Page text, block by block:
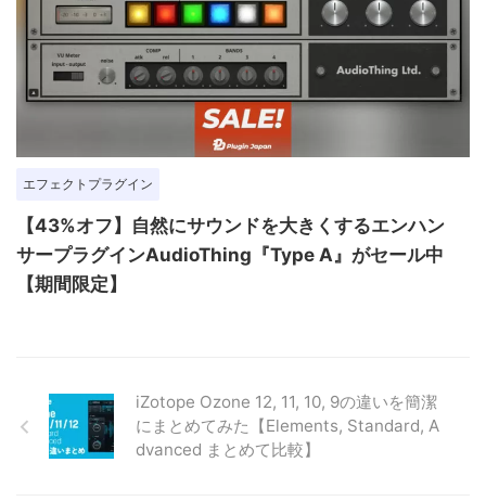
エフェクトプラグイン
【43%オフ】自然にサウンドを大きくするエンハン
サープラグインAudioThing『Type A』がセール中
【期間限定】
iZotope Ozone 12, 11, 10, 9の違いを簡潔
にまとめてみた【Elements, Standard, A
dvanced まとめて比較】